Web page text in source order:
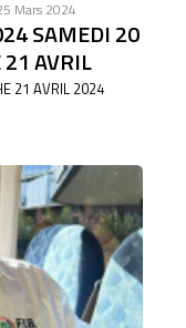
Mars 2024
SAMEDI 20
AVRIL
21 AVRIL 2024